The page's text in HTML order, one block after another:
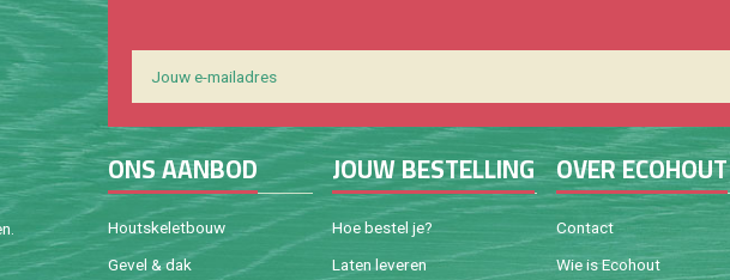
ONS AAN­BOD
Houtske­let­bouw
Gevel & dak
JOUW BE­STEL­LING
Hoe be­stel je?
Laten le­ve­ren
OVER ECO­HOUT
Con­tact
Wie is Eco­hout